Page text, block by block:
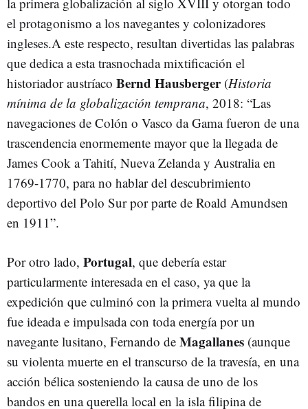
el protagonismo a los navegantes y colonizadores
ingleses.A este respecto, resultan divertidas las palabras
que dedica a esta trasnochada mixtificación el
historiador austríaco Bernd Hausberger(Historia
mínima de la globalización temprana, 2018: “Las
navegaciones de Colón o Vasco da Gama fueron de una
trascendencia enormemente mayor que la llegada de
James Cook a Tahití, Nueva Zelanda y Australia en
1769-1770, para no hablar del descubrimiento
deportivo del Polo Sur por parte de Roald Amundsen
en 1911”.
Por otro lado, Portugal, que debería estar
particularmente interesada en el caso, ya que la
expedición que culminó con la primera vuelta al mundo
fue ideada e impulsada con toda energía por un
navegante lusitano, Fernando de Magallanes (aunque
su violenta muerte en el transcurso de la travesía, en una
acción bélica sosteniendo la causa de uno de los
bandos en una querella local en la isla filipina de